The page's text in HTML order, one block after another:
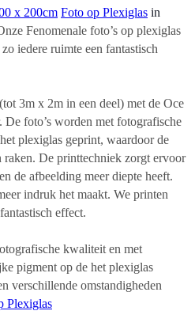
Foto op Plexiglas in
Fenomenale foto’s op plexiglas
iedere ruimte een fantastisch
(tot 3m x 2m in een deel) met de Oce
foto’s worden met fotografische
plexiglas geprint, waardoor de
raken. De printtechniek zorgt ervoor
de afbeelding meer diepte heeft.
indruk het maakt. We printen
effect.
kwaliteit en met
pigment op de het plexiglas
verschillende omstandigheden
Plexiglas